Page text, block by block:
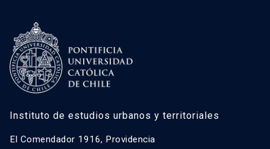
Instituto de estudios urbanos y territoriales
El Comendador 1916, Providencia